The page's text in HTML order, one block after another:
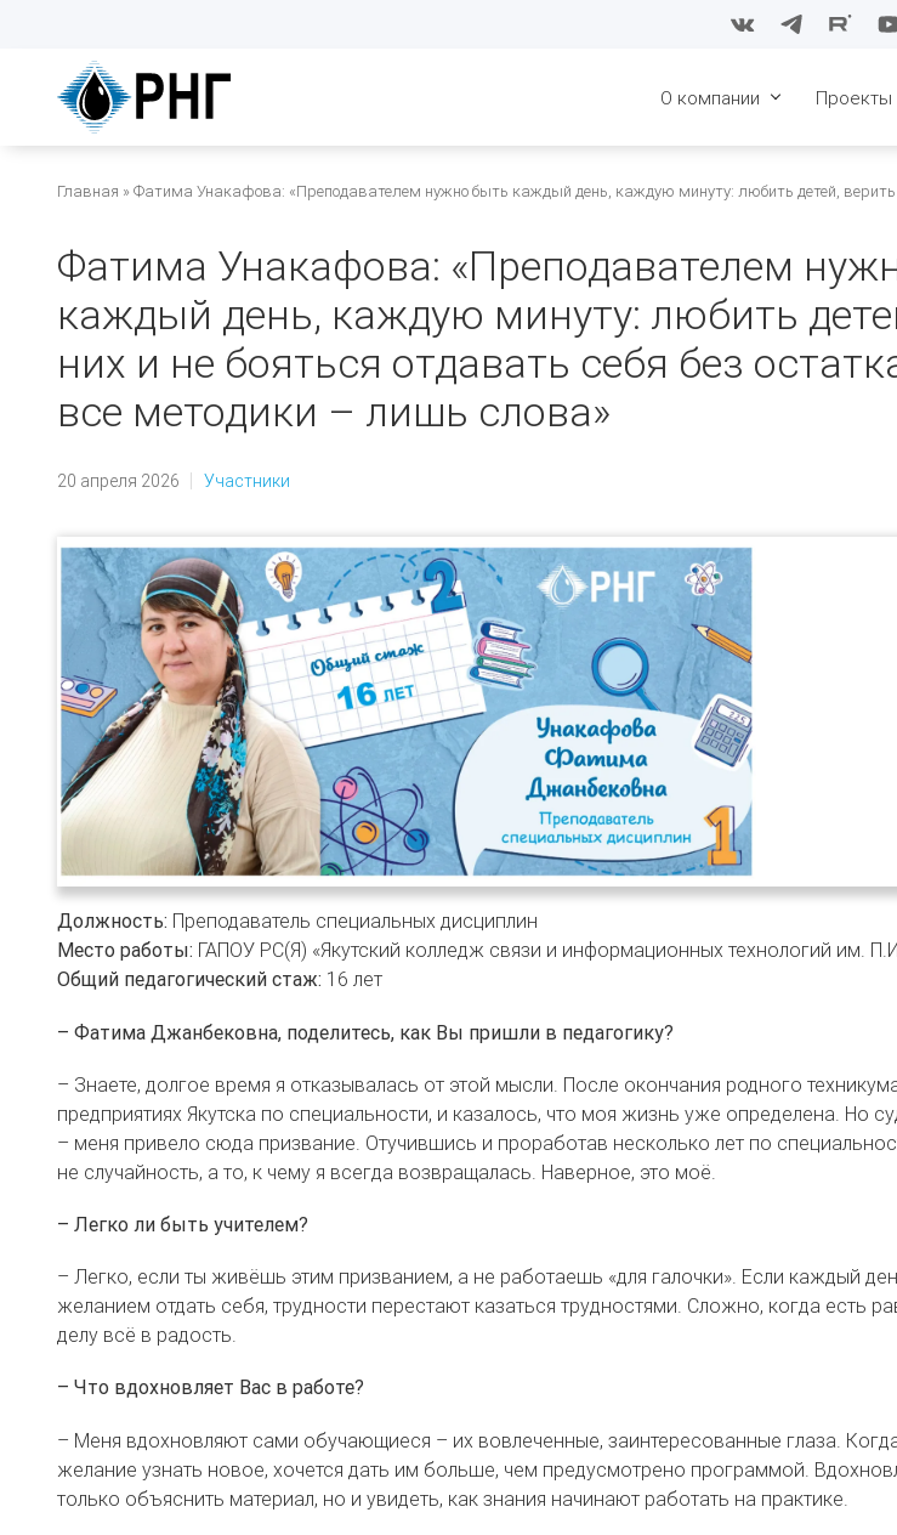
основному
содержанию
О компании
История
Совет директоров
Менеджмент
Карьера
Проекты
Строка
навигации
Главная Фатима Унакафова: «Преподавателем нужно быть каждый день, каждую минуту: любить детей, верить
Фатима Унакафова: «Преподавателем
каждый день, каждую минуту: любить
них и не бояться отдавать себя без
все методики – лишь слова»
20 апреля 2026 Участники
Должность: Преподаватель специальных дисциплин
Место работы: ГАПОУ РС(Я) «Якутский колледж связи и информационных технологий им.
Общий педагогический стаж: 16 лет
– Фатима Джанбековна, поделитесь, как Вы пришли в педагогику?
– Знаете, долгое время я отказывалась от этой мысли. После окончания родного
предприятиях Якутска по специальности, и казалось, что моя жизнь уже определена. Но
– меня привело сюда призвание. Отучившись и проработав несколько лет по
не случайность, а то, к чему я всегда возвращалась. Наверное, это моё.
– Легко ли быть учителем?
– Легко, если ты живёшь этим призванием, а не работаешь «для галочки». Если каждый
желанием отдать себя, трудности перестают казаться трудностями. Сложно, когда есть
делу всё в радость.
– Что вдохновляет Вас в работе?
– Меня вдохновляют сами обучающиеся – их вовлеченные, заинтересованные глаза.
желание узнать новое, хочется дать им больше, чем предусмотрено программой.
только объяснить материал, но и увидеть, как знания начинают работать на практике.